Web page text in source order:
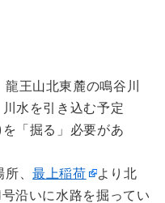
王山北東麓の鳴谷川
水を引き込む予定
「掘る」必要があ
所、最上稲荷
より北
沿いに水路を掘ってい